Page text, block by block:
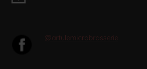
@artulemicrobrasserie